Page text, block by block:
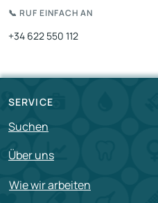
📞 RUF EINFACH AN
+34 622 550 112
SERVICE
Suchen
Über uns
Wie wir arbeiten